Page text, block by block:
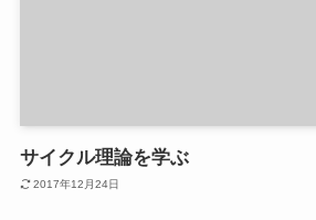
サイクル理論を学ぶ
2017年12月24日